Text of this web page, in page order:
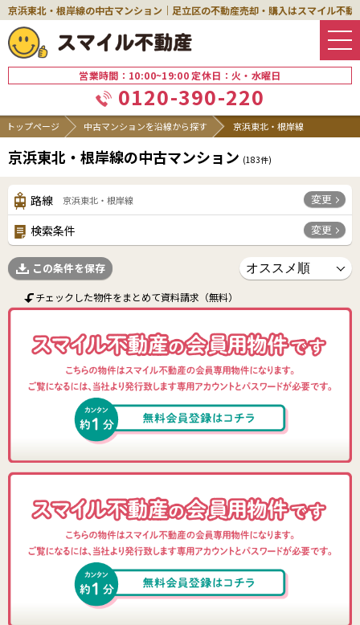
京浜東北・根岸線の中古マンション｜足立区の不動産売却・購入はスマイル不動
営業時間：10:00~19:00 定休日：火・水曜日
0120-390-220
トップページ 中古マンションを沿線から探す 京浜東北・根岸線
京浜東北・根岸線の中古マンション (183件)
路線 京浜東北・根岸線 変更
検索条件 変更
この条件を保存
チェックした物件をまとめて資料請求（無料）